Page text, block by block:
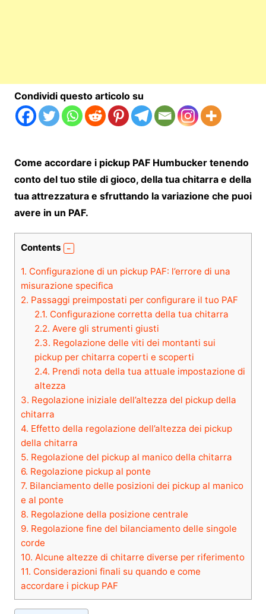
Condividi questo articolo su
Come accordare i pickup PAF Humbucker tenendo
conto del tuo stile di gioco, della tua chitarra e della
tua attrezzatura e sfruttando la variazione che puoi
avere in un PAF.
Contents
1. Configurazione di un pickup PAF: l’errore di una
misurazione specifica
2. Passaggi preimpostati per configurare il tuo PAF
2.1. Configurazione corretta della tua chitarra
2.2. Avere gli strumenti giusti
2.3. Regolazione delle viti dei montanti sui
pickup per chitarra coperti e scoperti
2.4. Prendi nota della tua attuale impostazione di
altezza
3. Regolazione iniziale dell’altezza del pickup della
chitarra
4. Effetto della regolazione dell’altezza dei pickup
della chitarra
5. Regolazione del pickup al manico della chitarra
6. Regolazione pickup al ponte
7. Bilanciamento delle posizioni dei pickup al manico
e al ponte
8. Regolazione della posizione centrale
9. Regolazione fine del bilanciamento delle singole
corde
10. Alcune altezze di chitarre diverse per riferimento
11. Considerazioni finali su quando e come
accordare i pickup PAF